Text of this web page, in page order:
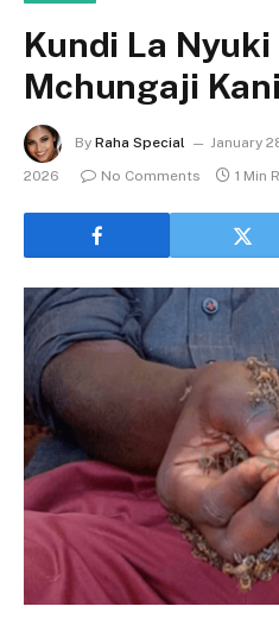
Kundi La Nyuki
Mchungaji
By Raha Special January
2026
No Comments 1 Min